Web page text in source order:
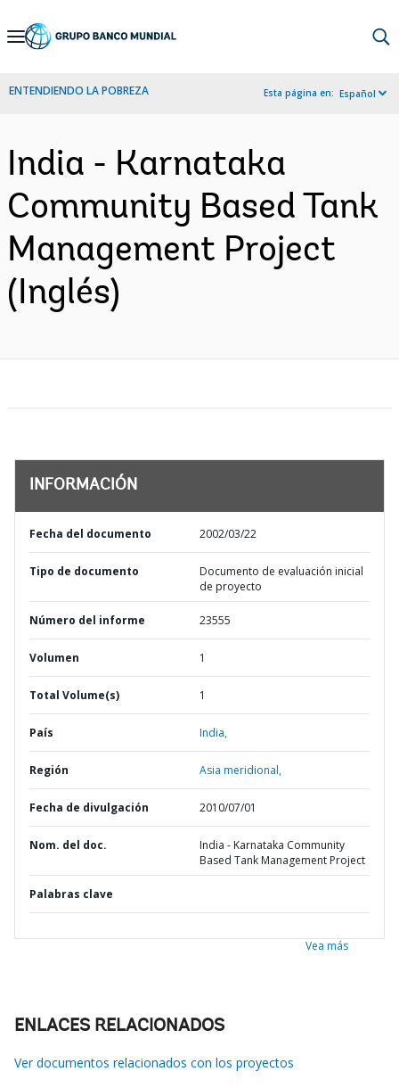
Skip
Navigation
ENTENDIENDO LA POBREZA Esta página en: Español
India - Karnataka
Community Based Tank
Management Project
(Inglés)
INFORMACIÓN
Fecha del documento 2002/03/22
Tipo de documento
Documento de evaluación inicial
de proyecto
Número del informe 23555
Volumen 1
Total Volume(s) 1
País India,
Región Asia meridional,
Fecha de divulgación 2010/07/01
Nom. del doc.
India - Karnataka Community
Based Tank Management Project
Palabras clave
Vea más
ENLACES RELACIONADOS
Ver documentos relacionados con los proyectos